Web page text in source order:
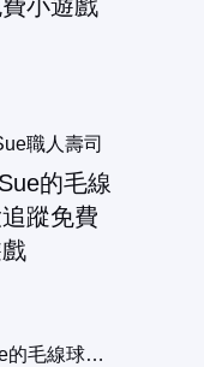
職人壽司
阿Sue的毛線球大追蹤